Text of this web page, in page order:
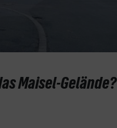
Maisel-Gelände?